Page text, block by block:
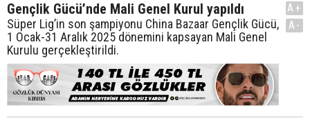
Gençlik Gücü’nde Mali Genel Kurul yapıldı
Süper Lig’in son şampiyonu China Bazaar Gençlik Gücü,
1 Ocak-31 Aralık 2025 dönemini kapsayan Mali Genel
Kurulu gerçekleştirildi.
A+
A-